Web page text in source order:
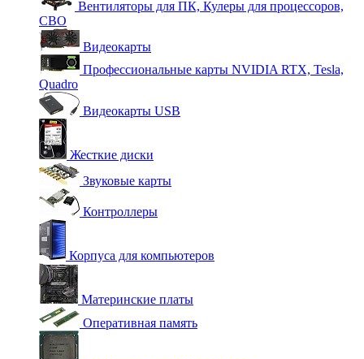
Вентиляторы для ПК, Кулеры для процессоров,
СВО
Видеокарты
Профессиональные карты NVIDIA RTX, Tesla,
Quadro
Видеокарты USB
Жесткие диски
Звуковые карты
Контроллеры
Корпуса для компьютеров
Материнские платы
Оперативная память